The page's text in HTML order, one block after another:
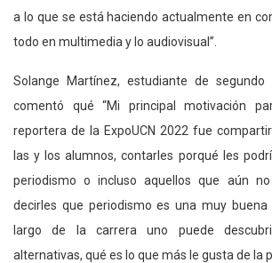
a lo que se está haciendo actualmente en
todo en multimedia y lo audiovisual”.
Solange Martínez, estudiante de segundo
comentó qué “Mi principal motivación
reportera de la ExpoUCN 2022 fue
las y los alumnos, contarles porqué les
periodismo o incluso aquellos que aún
decirles que periodismo es una muy buena
largo de la carrera uno puede
alternativas, qué es lo que más le gusta de la